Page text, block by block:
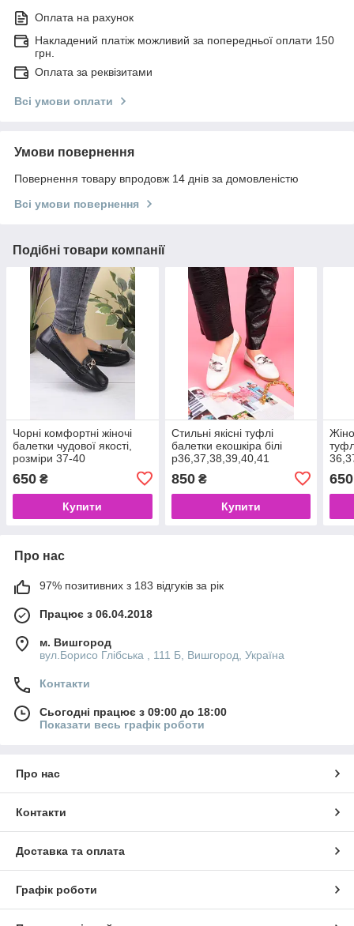
Оплата на рахунок
Накладений платіж можливий за попередньої оплати 150
грн.
Оплата за реквізитами
Всі умови оплати
Умови повернення
Повернення товару впродовж 14 днів за домовленістю
Всі умови повернення
Подібні товари компанії
Чорні комфортні жіночі
балетки чудової якості,
розміри 37-40
650 ₴
Купити
Стильні якісні туфлі
балетки екошкіра білі
р36,37,38,39,40,41
850₴
Купити
650
Про нас
97% позитивних з 183 відгуків за рік
Працює з 06.04.2018
м. Вишгород
вул.Борисо Глібська , 111 Б, Вишгород, Україна
Контакти
Сьогодні працює з 09:00 до 18:00
Показати весь графік роботи
Про нас
Контакти
Доставка та оплата
Графік роботи